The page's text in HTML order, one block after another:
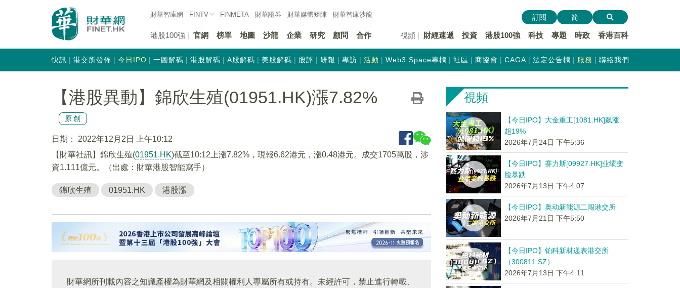
財華智庫網 FINTV FINMETA 財華證券 財華媒體矩陣 財華智庫沙龍
港股100強 官網 榜單 地圖 沙龍 企業 研究 顧問 合作 視頻 財經速遞 投資 港股100強 科技 專題 時政 香港百科
訂閱 简
快訊 港交所發佈 今日IPO 一圖解碼 港股解碼 A股解碼 美股解碼 股評 研報 專訪 活動 Web3 Space專欄 社區 商協會 CAGA 法定公告欄 服務 聯絡我們
【港股異動】錦欣生殖(01951.HK)漲7.82%
原創
日期：
2022年12月2日 上午10:12
【財華社訊】錦欣生殖(01951.HK)截至10:12上漲7.82%，現報6.62港元，漲0.48港元。成交1705萬股，涉
資1.111億元。（出處：財華港股智能寫手）
錦欣生殖 01951.HK 港股漲
財華網所刊載內容之知識產權為財華網及相關權利人專屬所有或持有。未經許可，禁止進行轉載、
視頻
【今日IPO】大金重工[1081.HK]飙涨
超19%
2026年7月24日 下午5:36
【今日IPO】赛力斯[09927.HK]业绩变
脸暴跌
2026年7月13日 下午4:07
【今日IPO】奥动新能源二闯港交所
2026年7月21日 下午5:50
【今日IPO】铂科新材递表港交所
（300811.SZ）
2026年7月13日 下午4:11